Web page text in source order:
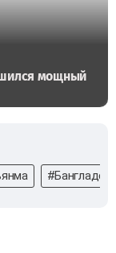
мощный
#Бангладеш